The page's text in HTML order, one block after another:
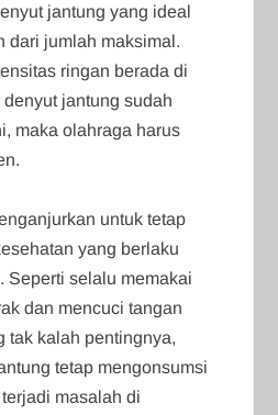
jantung yang ideal
dari jumlah maksimal.
ringan berada di
jantung sudah
maka olahraga harus
untuk tetap
yang berlaku
Seperti selalu memakai
dan mencuci tangan
tak kalah pentingnya,
tetap mengonsumsi
masalah di